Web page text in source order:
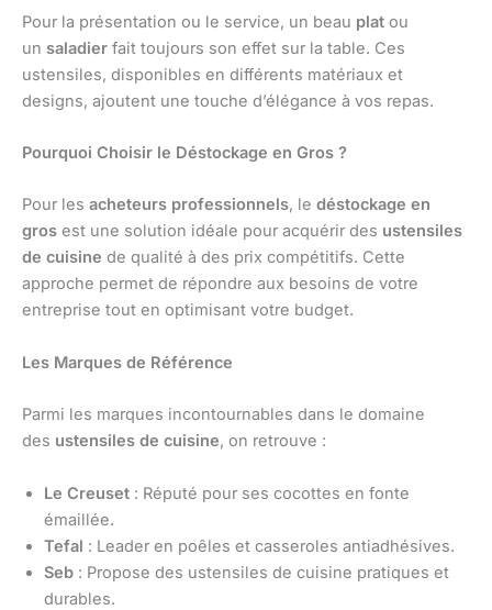
Pour la présentation ou le service, un beau plat ou
un saladier fait toujours son effet sur la table. Ces
ustensiles, disponibles en différents matériaux et
designs, ajoutent une touche d’élégance à vos repas.
Pourquoi Choisir le Déstockage en Gros ?
Pour les acheteurs professionnels, le déstockage en
gros est une solution idéale pour acquérir des ustensiles
de cuisine de qualité à des prix compétitifs. Cette
approche permet de répondre aux besoins de votre
entreprise tout en optimisant votre budget.
Les Marques de Référence
Parmi les marques incontournables dans le domaine
des ustensiles de cuisine, on retrouve :
Le Creuset : Réputé pour ses cocottes en fonte
émaillée.
Tefal : Leader en poêles et casseroles antiadhésives.
Seb : Propose des ustensiles de cuisine pratiques et
durables.